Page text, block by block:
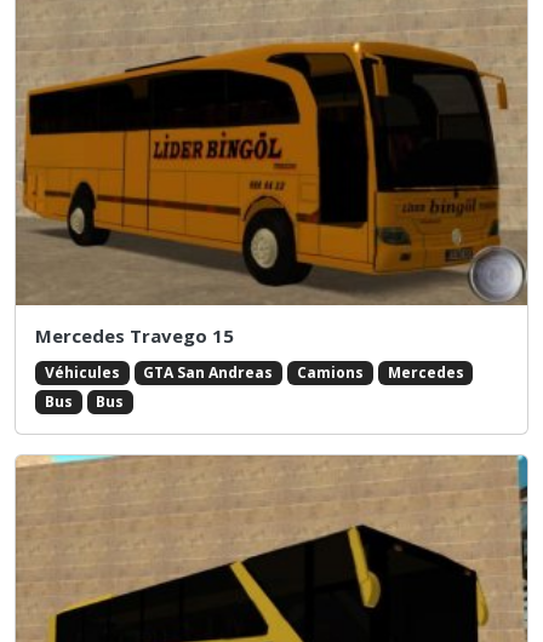
Mercedes Travego 15
Véhicules GTA San Andreas Camions
Mercedes
Bus
Bus